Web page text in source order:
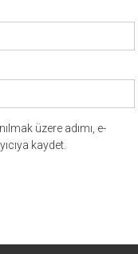
üzere adımı, e-
kaydet.